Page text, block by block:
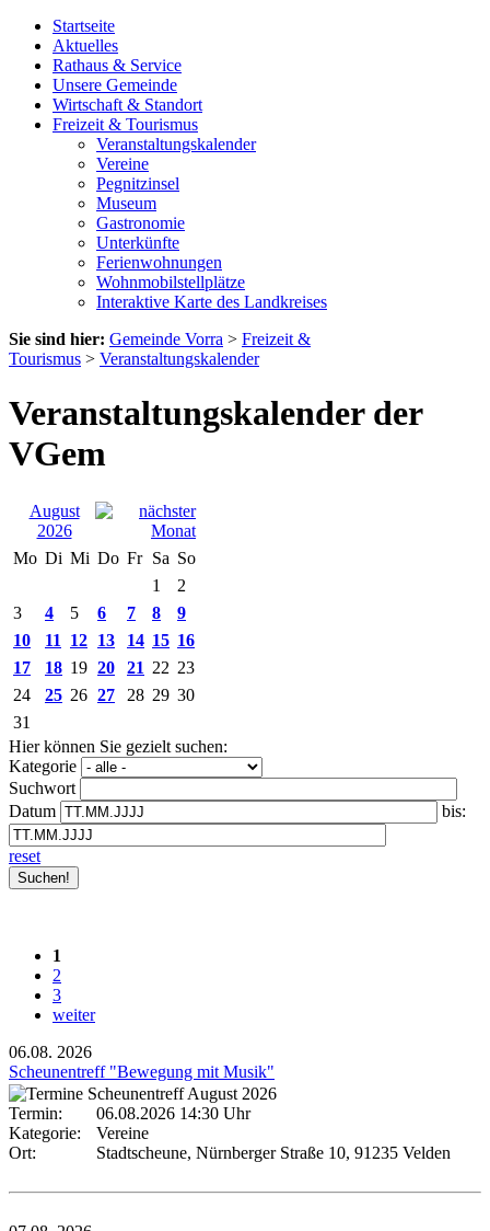
Startseite
Aktuelles
Rathaus & Service
Unsere Gemeinde
Wirtschaft & Standort
Freizeit & Tourismus
Veranstaltungskalender
Vereine
Pegnitzinsel
Museum
Gastronomie
Unterkünfte
Ferienwohnungen
Wohnmobilstellplätze
Interaktive Karte des Landkreises
Sie sind hier: Gemeinde Vorra > Freizeit &
Tourismus > Veranstaltungskalender
Veranstaltungskalender der
VGem
August
2026
Mo Di Mi Do Fr Sa So
1
2
3
4 5 6 7 8
9
10
11 12 13 14 15 16
17
18 19 20 21 22 23
24
25 26 27 28 29 30
31
Hier können Sie gezielt suchen:
Kategorie
Suchwort
Datum
bis:
reset
1
2
3
weiter
06.08. 2026
Scheunentreff "Bewegung mit Musik"
Termin:
06.08.2026 14:30 Uhr
Kategorie:
Vereine
Ort:
Stadtscheune, Nürnberger Straße 10, 91235 Velden